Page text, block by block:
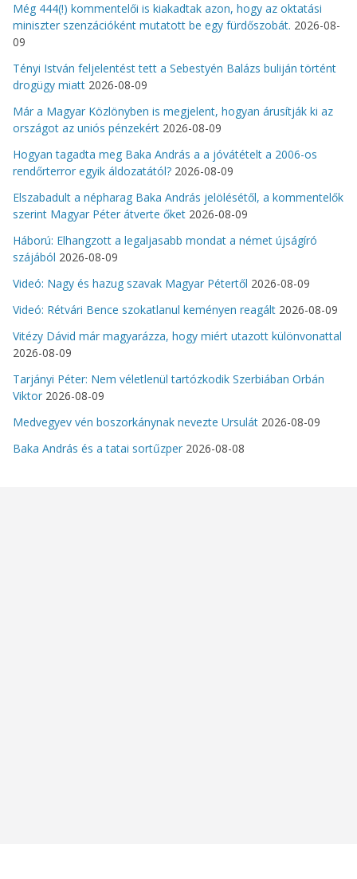
Még 444(!) kommentelői is kiakadtak azon, hogy az oktatási
miniszter szenzációként mutatott be egy fürdőszobát. 2026-08-
09
Tényi István feljelentést tett a Sebestyén Balázs buliján történt
drogügy miatt 2026-08-09
Már a Magyar Közlönyben is megjelent, hogyan árusítják ki az
országot az uniós pénzekért 2026-08-09
Hogyan tagadta meg Baka András a a jóvátételt a 2006-os
rendőrterror egyik áldozatától? 2026-08-09
Elszabadult a népharag Baka András jelölésétől, a kommentelők
szerint Magyar Péter átverte őket 2026-08-09
Háború: Elhangzott a legaljasabb mondat a német újságíró
szájából 2026-08-09
Videó: Nagy és hazug szavak Magyar Pétertől 2026-08-09
Videó: Rétvári Bence szokatlanul keményen reagált 2026-08-09
Vitézy Dávid már magyarázza, hogy miért utazott különvonattal
2026-08-09
Tarjányi Péter: Nem véletlenül tartózkodik Szerbiában Orbán
Viktor 2026-08-09
Medvegyev vén boszorkánynak nevezte Ursulát 2026-08-09
Baka András és a tatai sortűzper 2026-08-08